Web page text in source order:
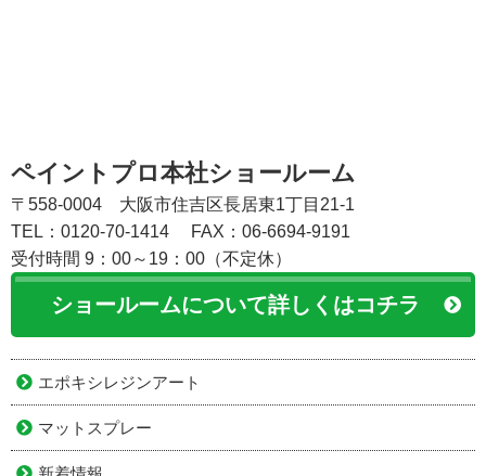
ペイントプロ本社ショールーム
〒558-0004 大阪市住吉区長居東1丁目21-1
TEL：0120-70-1414
FAX：06-6694-9191
受付時間 9：00～19：00（不定休）
ショールームについて詳しくはコチラ
エポキシレジンアート
マットスプレー